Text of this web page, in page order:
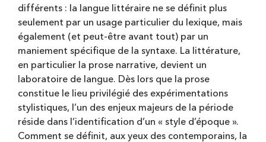
différents : la langue littéraire ne se définit plus
seulement par un usage particulier du lexique, mais
également (et peut-être avant tout) par un
maniement spécifique de la syntaxe. La littérature,
en particulier la prose narrative, devient un
laboratoire de langue. Dès lors que la prose
constitue le lieu privilégié des expérimentations
stylistiques, l’un des enjeux majeurs de la période
réside dans l’identification d’un « style d’époque ».
Comment se définit, aux yeux des contemporains, la